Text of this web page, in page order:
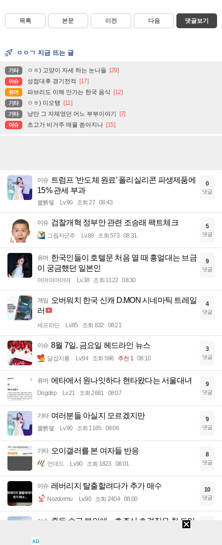
목록 본문 이전 다음 댓글보기
ㅇㅇㄱ 지금 뜨는 글
기타 ㅇㅎ) 고양이 자세 하는 눈나들 [29]
이슈 성접대후 경기전적 [17]
유머 파브리도 이해 안가는 한국 음식 [12]
기타 ㅇㅎ) 미오탱 [11]
기타 낭만 그 자체였던 어느 부부이야기 [7]
이슈 초고가 비거주 매물 쏟아지나 [15]
이슈
트럼프 '반도체 원료' 폴리실리콘 파생제품에
15% 관세 부과
꿻뻵뗗 Lv.90 조회 27 08:43
0
댓글
이슈 검찰개혁 정부안 관련 조승래 팩트체크
그림자군주 Lv.89 조회 573 08:31
5
댓글
유머 한국인들이 호텔문 처음 열 때 흥얼대는 브금
이 궁금했던 일본인
머머머머머며 Lv.38 조회 1122 08:30
9
댓글
게임 오버워치 한국 신캐 D.MON 시네마틱 트레일
러
세프라딘 Lv.85 조회 832 08:21
4
댓글
이슈 8월 7일, 금요일 헤드라인 뉴스
달섭지롱 Lv.94 조회 598 추천 1 08:10
3
댓글
유머 에타에서 원나잇하다 현타왔다는 서울대녀
Dogdrip Lv.21 조회 2681 08:07
9
댓글
기타 여러분들 아실지 모르겠지만
꿻뻵뗗 Lv.90 조회 1165 08:06
9
댓글
기타 오이갤러를 본 여자들 반응
언데드 Lv.90 조회 1823 08:01
8
댓글
이슈 레버리지 탈출할려다가 추가 매수
Nozdormu Lv.90 조회 2404 08:00
10
댓글
이슈 중동 수급 불안에…호주산 초경질유 첫 도입
AD